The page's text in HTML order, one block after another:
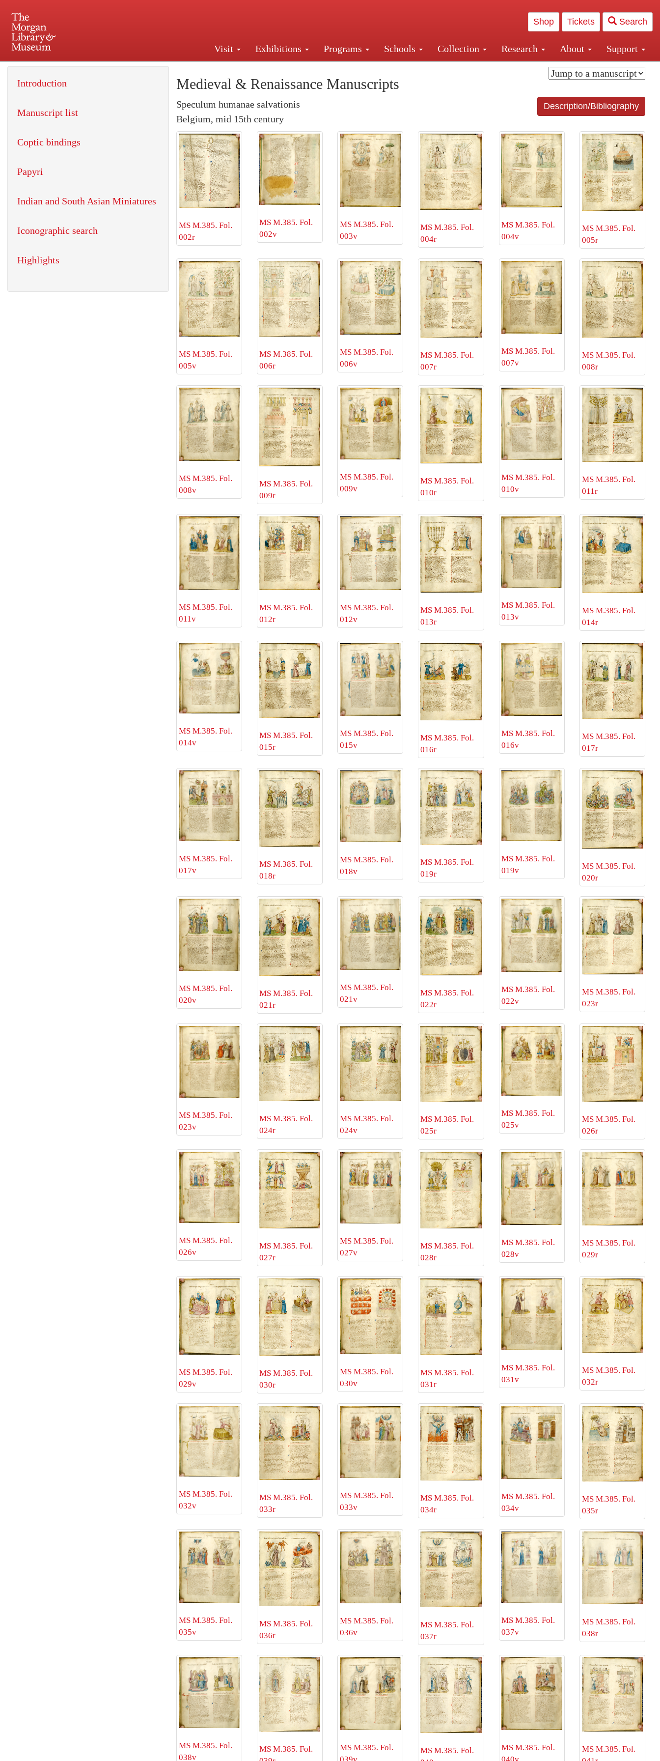
Shop Tickets Search
Visit Exhibitions Programs Schools Collection Research About Support
225 Madison Avenue at 36th Street, New York, NY 10016. Just a short walk from Grand Central and Penn Station
Medieval & Renaissance Manuscripts
Description/Bibliography
Speculum humanae salvationis
Belgium, mid 15th century
MS M.385. Fol.
002r
MS M.385. Fol.
002v
MS M.385. Fol.
003v
MS M.385. Fol.
004r
MS M.385. Fol.
004v
MS M.385. Fol.
005r
MS M.385. Fol.
005v
MS M.385. Fol.
006r
MS M.385. Fol.
006v
MS M.385. Fol.
007r
MS M.385. Fol.
007v
MS M.385. Fol.
008r
MS M.385. Fol.
008v
MS M.385. Fol.
009r
MS M.385. Fol.
009v
MS M.385. Fol.
010r
MS M.385. Fol.
010v
MS M.385. Fol.
011r
MS M.385. Fol.
011v
MS M.385. Fol.
012r
MS M.385. Fol.
012v
MS M.385. Fol.
013r
MS M.385. Fol.
013v
MS M.385. Fol.
014r
MS M.385. Fol.
014v
MS M.385. Fol.
015r
MS M.385. Fol.
015v
MS M.385. Fol.
016r
MS M.385. Fol.
016v
MS M.385. Fol.
017r
MS M.385. Fol.
017v
MS M.385. Fol.
018r
MS M.385. Fol.
018v
MS M.385. Fol.
019r
MS M.385. Fol.
019v
MS M.385. Fol.
020r
MS M.385. Fol.
020v
MS M.385. Fol.
021r
MS M.385. Fol.
021v
MS M.385. Fol.
022r
MS M.385. Fol.
022v
MS M.385. Fol.
023r
MS M.385. Fol.
023v
MS M.385. Fol.
024r
MS M.385. Fol.
024v
MS M.385. Fol.
025r
MS M.385. Fol.
025v
MS M.385. Fol.
026r
MS M.385. Fol.
026v
MS M.385. Fol.
027r
MS M.385. Fol.
027v
MS M.385. Fol.
028r
MS M.385. Fol.
028v
MS M.385. Fol.
029r
MS M.385. Fol.
029v
MS M.385. Fol.
030r
MS M.385. Fol.
030v
MS M.385. Fol.
031r
MS M.385. Fol.
031v
MS M.385. Fol.
032r
MS M.385. Fol.
032v
MS M.385. Fol.
033r
MS M.385. Fol.
033v
MS M.385. Fol.
034r
MS M.385. Fol.
034v
MS M.385. Fol.
035r
MS M.385. Fol.
035v
MS M.385. Fol.
036r
MS M.385. Fol.
036v
MS M.385. Fol.
037r
MS M.385. Fol.
037v
MS M.385. Fol.
038r
MS M.385. Fol.
038v
MS M.385. Fol.
MS M.385. Fol.
MS M.385. Fol.
MS M.385. Fol.
MS M.385. Fol.
Introduction
Manuscript list
Coptic bindings
Papyri
Indian and South Asian Miniatures
Iconographic search
Highlights